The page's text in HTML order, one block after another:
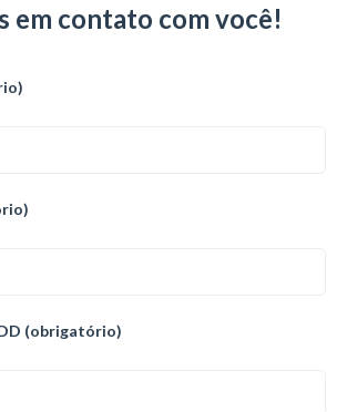
em contato com você!
(obrigatório)